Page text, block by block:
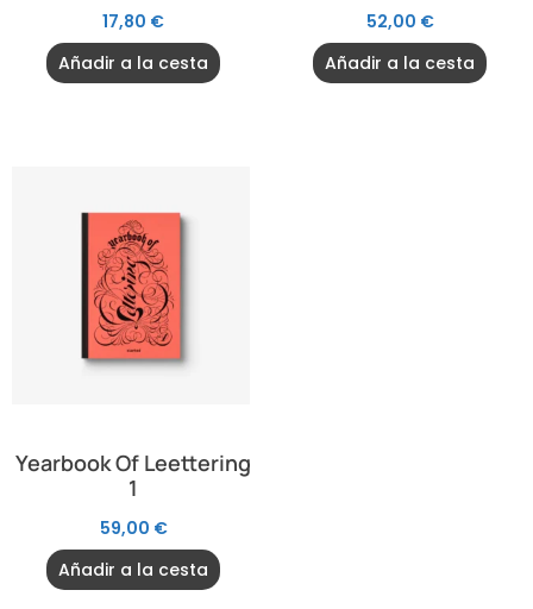
17,80 €
Añadir a la cesta
52,00 €
Añadir a la cesta
Yearbook Of Leettering
1
59,00 €
Añadir a la cesta